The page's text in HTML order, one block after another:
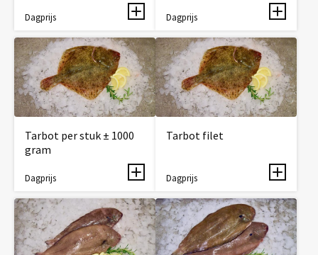
Dagprijs Dagprijs
Tarbot per stuk ± 1000
gram
Dagprijs
Tarbot filet
Dagprijs